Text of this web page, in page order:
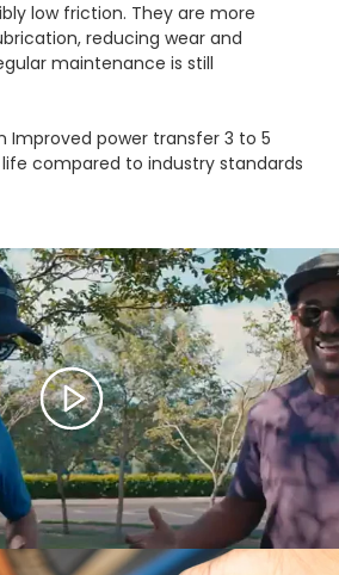
low friction. They are more
reducing wear and
maintenance is still
Improved power transfer 3 to 5
compared to industry standards